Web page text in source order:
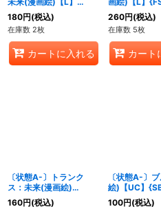
{SB02-001}
180円(税込)
在庫数 2枚
カートに入れる
01[SB02]}
260円(税込)
在庫数 5枚
カート
〔状態A-〕トランク
ス：未来(漫画絵)
【UC】{SB02-011}
160円(税込)
〔状態A-〕
絵)【UC】
100円(税込)